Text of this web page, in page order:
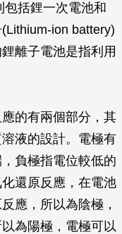
括鋰一次電池和
ion battery)
離子電池是指利用
的有兩個部分，其
液的設計。電極有
負極指電位較低的
還原反應，在電池
應，所以為陰極，
為陽極，電極可以